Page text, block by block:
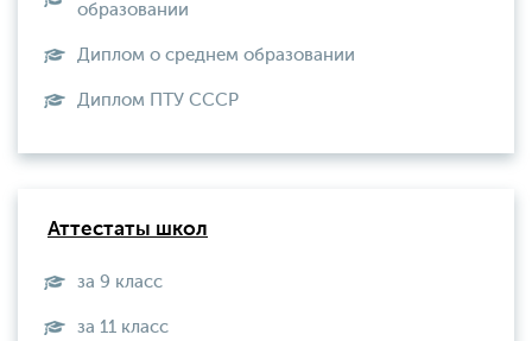
образовании
Диплом о среднем образовании
Диплом ПТУ СССР
Аттестаты школ
за 9 класс
за 11 класс